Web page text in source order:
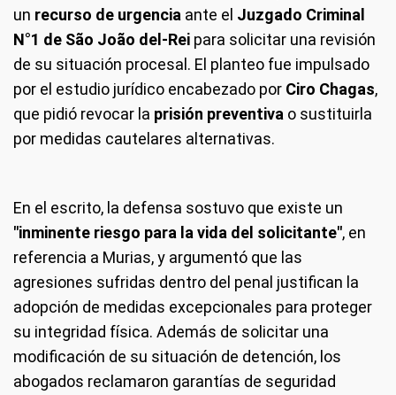
un recurso de urgencia ante el Juzgado Criminal
N°1 de São João del-Rei para solicitar una revisión
de su situación procesal. El planteo fue impulsado
por el estudio jurídico encabezado por Ciro Chagas,
que pidió revocar la prisión preventiva o sustituirla
por medidas cautelares alternativas.
En el escrito, la defensa sostuvo que existe un
"inminente riesgo para la vida del solicitante", en
referencia a Murias, y argumentó que las
agresiones sufridas dentro del penal justifican la
adopción de medidas excepcionales para proteger
su integridad física. Además de solicitar una
modificación de su situación de detención, los
abogados reclamaron garantías de seguridad